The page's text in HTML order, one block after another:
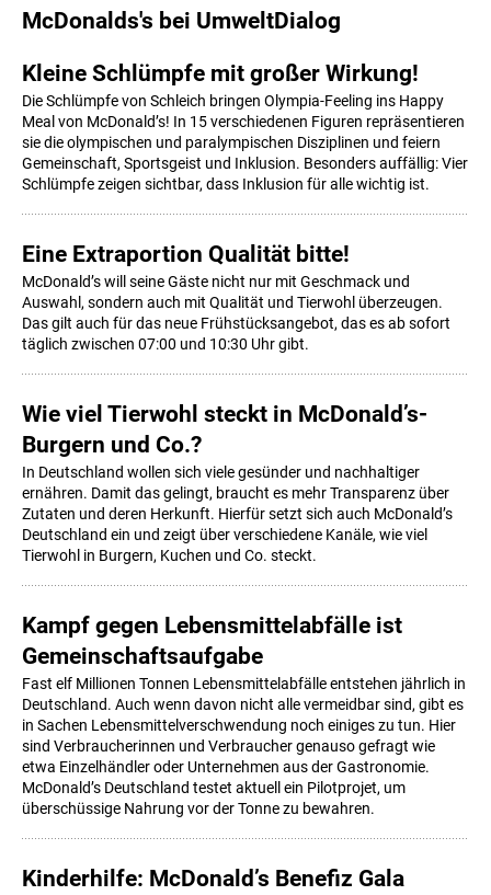
McDonalds's bei UmweltDialog
Kleine Schlümpfe mit großer Wirkung!
Die Schlümpfe von Schleich bringen Olympia-Feeling ins Happy
Meal von McDonald’s! In 15 verschiedenen Figuren repräsentieren
sie die olympischen und paralympischen Disziplinen und feiern
Gemeinschaft, Sportsgeist und Inklusion. Besonders auffällig: Vier
Schlümpfe zeigen sichtbar, dass Inklusion für alle wichtig ist.
Eine Extraportion Qualität bitte!
McDonald’s will seine Gäste nicht nur mit Geschmack und
Auswahl, sondern auch mit Qualität und Tierwohl überzeugen.
Das gilt auch für das neue Frühstücksangebot, das es ab sofort
täglich zwischen 07:00 und 10:30 Uhr gibt.
Wie viel Tierwohl steckt in McDonald’s-
Burgern und Co.?
In Deutschland wollen sich viele gesünder und nachhaltiger
ernähren. Damit das gelingt, braucht es mehr Transparenz über
Zutaten und deren Herkunft. Hierfür setzt sich auch McDonald’s
Deutschland ein und zeigt über verschiedene Kanäle, wie viel
Tierwohl in Burgern, Kuchen und Co. steckt.
Kampf gegen Lebensmittelabfälle ist
Gemeinschaftsaufgabe
Fast elf Millionen Tonnen Lebensmittelabfälle entstehen jährlich in
Deutschland. Auch wenn davon nicht alle vermeidbar sind, gibt es
in Sachen Lebensmittelverschwendung noch einiges zu tun. Hier
sind Verbraucherinnen und Verbraucher genauso gefragt wie
etwa Einzelhändler oder Unternehmen aus der Gastronomie.
McDonald’s Deutschland testet aktuell ein Pilotprojet, um
überschüssige Nahrung vor der Tonne zu bewahren.
Kinderhilfe: McDonald’s Benefiz Gala